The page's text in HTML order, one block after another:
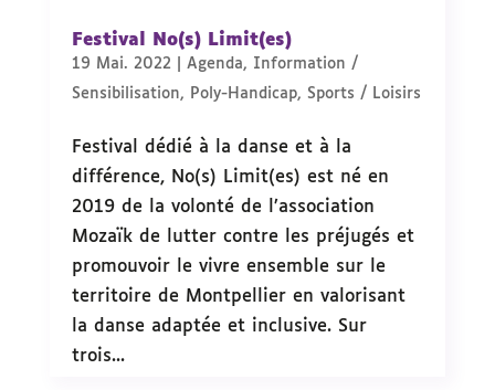
Festival No(s) Limit(es)
19 Mai. 2022 Agenda, Information /
Sensibilisation, Poly-Handicap, Sports / Loisirs
Festival dédié à la danse et à la
différence, No(s) Limit(es) est né en
2019 de la volonté de l’association
Mozaïk de lutter contre les préjugés et
promouvoir le vivre ensemble sur le
territoire de Montpellier en valorisant
la danse adaptée et inclusive. Sur
trois...